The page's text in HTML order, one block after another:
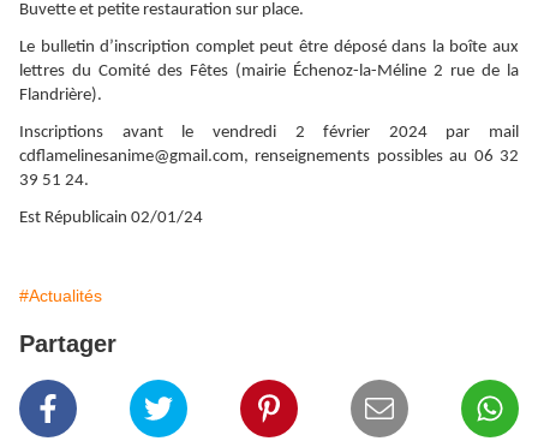
Buvette et petite restauration sur place.
Le bulletin d’inscription complet peut être déposé dans la boîte aux
lettres du Comité des Fêtes (mairie Échenoz-la-Méline 2 rue de la
Flandrière).
Inscriptions avant le vendredi 2 février 2024 par mail
cdflamelinesanime@gmail.com, renseignements possibles au 06 32
39 51 24.
Est Républicain 02/01/24
#Actualités
Partager